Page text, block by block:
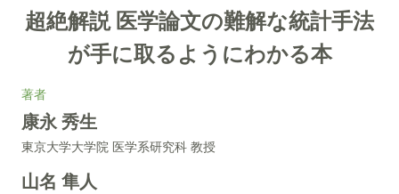
超絶解説 医学論文の難解な統計手法
が手に取るようにわかる本
著者
康永 秀生
東京大学大学院 医学系研究科 教授
山名 隼人